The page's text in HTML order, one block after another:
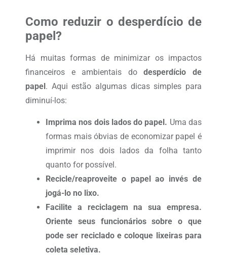
Como reduzir o desperdício de
papel?
Há muitas formas de minimizar os impactos
financeiros e ambientais dodesperdício de
papel . Aqui estão algumas dicas simples para
diminuí-los:
Imprima nos dois lados do papel. Uma das
formas mais óbvias de economizar papel é
imprimir nos dois lados da folha tanto
quanto for possível.
Recicle/reaproveite o papel ao invés de
jogá-lo no lixo.
Facilite a reciclagem na sua empresa.
Oriente seus funcionários sobre o que
pode ser reciclado e coloque lixeiras para
coleta seletiva.